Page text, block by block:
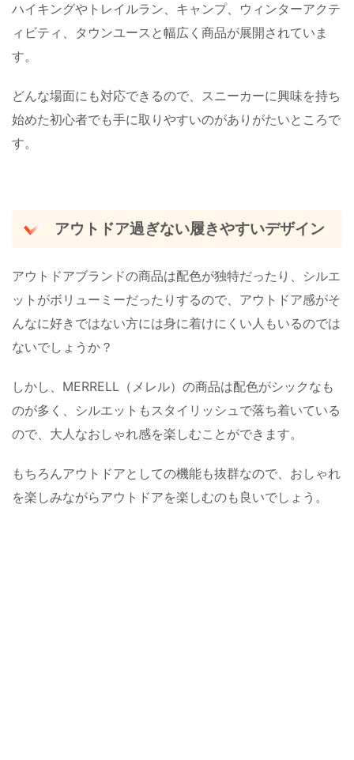
ハイキングやトレイルラン、キャンプ、ウィンターアクテ
ィビティ、タウンユースと幅広く商品が展開されていま
す。
どんな場面にも対応できるので、スニーカーに興味を持ち
始めた初心者でも手に取りやすいのがありがたいところで
す。
アウトドア過ぎない履きやすいデザイン
アウトドアブランドの商品は配色が独特だったり、シルエ
ットがボリューミーだったりするので、アウトドア感がそ
んなに好きではない方には身に着けにくい人もいるのでは
ないでしょうか？
しかし、MERRELL（メレル）の商品は配色がシックなも
のが多く、シルエットもスタイリッシュで落ち着いている
ので、大人なおしゃれ感を楽しむことができます。
もちろんアウトドアとしての機能も抜群なので、おしゃれ
を楽しみながらアウトドアを楽しむのも良いでしょう。